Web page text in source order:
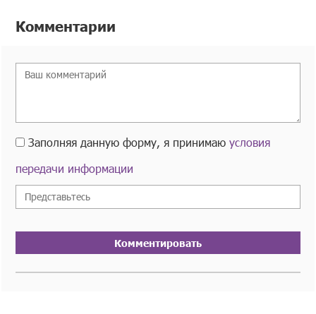
Комментарии
Заполняя данную форму, я принимаюусловия
передачи информации
Комментировать